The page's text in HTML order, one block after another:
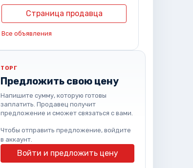
Страница продавца
Все объявления
ТОРГ
Предложить свою цену
Напишите сумму, которую готовы
заплатить. Продавец получит
предложение и сможет связаться с вами.
Чтобы отправить предложение, войдите
в аккаунт.
Войти и предложить цену